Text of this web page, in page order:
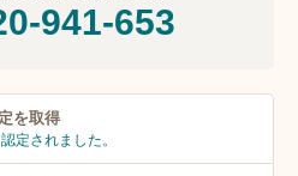
941-653
を取得
定されました。